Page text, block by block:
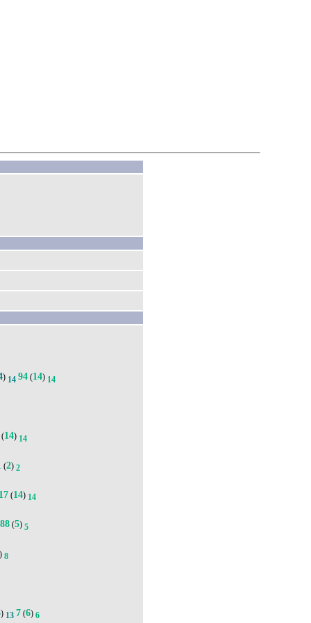
) 14 94 (14) 14
(14) 14
(2) 2
17 (14) 14
(5) 5
) 8
) 13 7 (6) 6